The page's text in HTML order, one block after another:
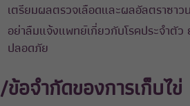
เตรียมผลตรวจเลือดและผลอัลตราซาว
อย่าลืมแจ้งแพทย์เกี่ยวกับโรคประจำตัว
ปลอดภัย
อจำกัดของการเก็บไข่